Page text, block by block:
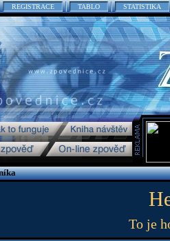
REGISTRACE TABLO STATISTIKA
To je